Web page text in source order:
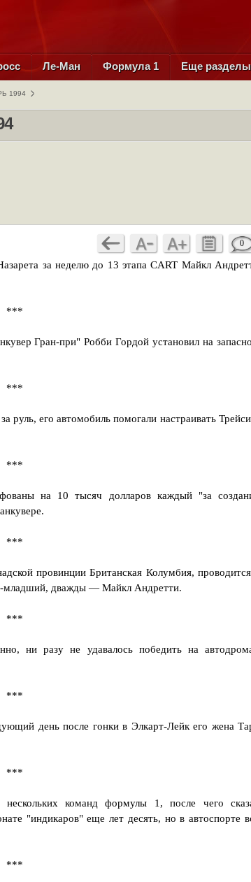
Ле-Ман Формула 1 Еще разделы
1994
0
за неделю до 13 этапа CART Майкл
***
Гран-при" Робби Гордой установил на
***
руль, его автомобиль помогали настраивать
***
на 10 тысяч долларов каждый "за
***
провинции Британская Колумбия,
младший, дважды — Майкл Андретти.
***
ни разу не удавалось победить на
***
день после гонки в Элкарт-Лейк его жена
***
команд формулы 1, после чего
"индикаров" еще лет десять, но в автоспорте
***